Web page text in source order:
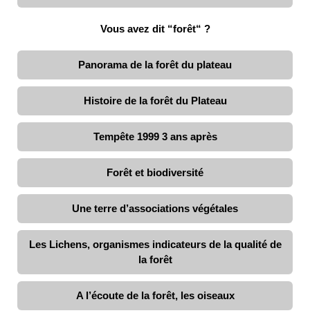
Vous avez dit “forêt“ ?
Panorama de la forêt du plateau
Histoire de la forêt du Plateau
Tempête 1999 3 ans après
Forêt et biodiversité
Une terre d’associations végétales
Les Lichens, organismes indicateurs de la qualité de
la forêt
A l’écoute de la forêt, les oiseaux